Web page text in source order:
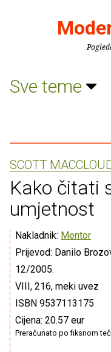
Sve teme
SCOTT
Kako čitati
umjetnost
Nakladnik: Mentor
Prijevod: Danilo
12/2005.
VIII, 216, meki uvez
ISBN 9537113175
Cijena: 20.57 eur
Preračunato po fiksnom